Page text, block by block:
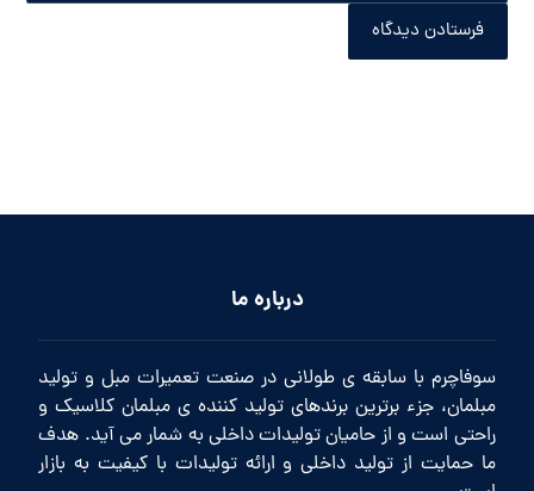
فرستادن دیدگاه
درباره ما
سوفاچرم با سابقه ی طولانی در صنعت تعمیرات مبل و تولید
مبلمان، جزء برترین برندهای تولید کننده ی مبلمان کلاسیک و
راحتی است و از حامیان تولیدات داخلی به شمار می آید. هدف
ما حمایت از تولید داخلی و ارائه تولیدات با کیفیت به بازار